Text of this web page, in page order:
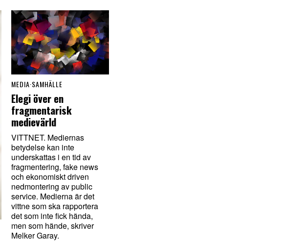
MEDIA·SAMHÄLLE
Elegi över en
fragmentarisk
medievärld
VITTNET. Mediernas
betydelse kan inte
underskattas i en tid av
fragmentering, fake news
och ekonomiskt driven
nedmontering av public
service. Medierna är det
vittne som ska rapportera
det som inte fick hända,
men som hände, skriver
Melker Garay.